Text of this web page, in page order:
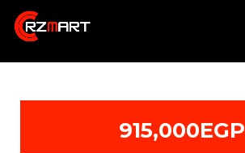
915,000EGP